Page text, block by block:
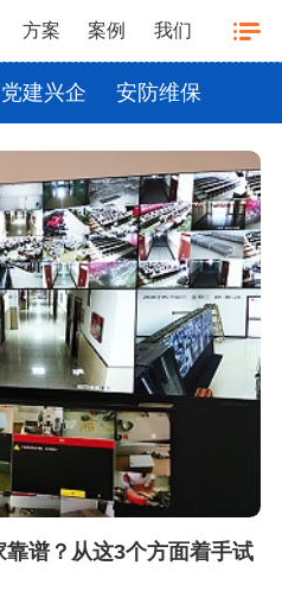
方案 案例 我们
党建兴企 安防维保
谱？从这3个方面着手试